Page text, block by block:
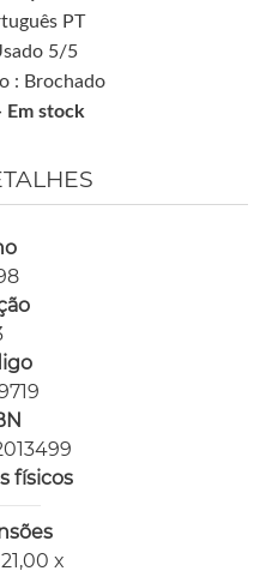
PT
5/5
: Brochado
Em stock
físicos
x